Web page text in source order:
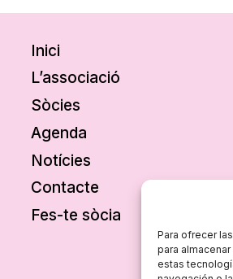
Para ofrecer
para
estas
Inici
L’associació
Sòcies
Agenda
Notícies
Contacte
Fes-te sòcia